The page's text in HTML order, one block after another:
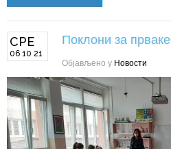
СРЕ
06 10 21
Поклони за прваке
Објављено у Новости